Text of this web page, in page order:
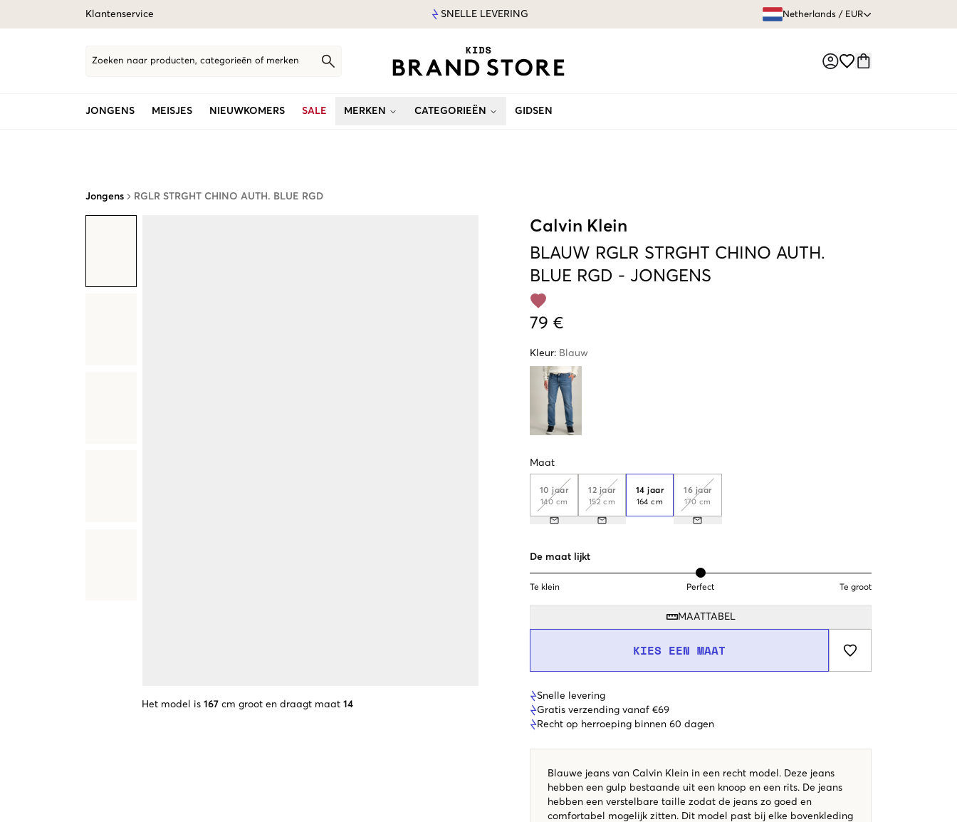
Klantenservice SNELLE LEVERING Netherlands / EUR
Zoeken naar producten, categorieën of merken
JONGENS MEISJES NIEUWKOMERS SALE MERKEN CATEGORIEËN GIDSEN
Jongens RGLR STRGHT CHINO AUTH. BLUE RGD
Het model is 167 cm groot en draagt maat 14
Calvin Klein
BLAUW RGLR STRGHT CHINO AUTH.
BLUE RGD - JONGENS
79 €
Kleur: Blauw
Maat
10 jaar
140 cm
12 jaar
152 cm
14 jaar
164 cm
16 jaar
170 cm
De maat lijkt
Te klein Perfect Te groot
MAATTABEL
KIES EEN MAAT
Snelle levering
Gratis verzending vanaf €69
Recht op herroeping binnen 60 dagen
Blauwe jeans van Calvin Klein in een recht model. Deze jeans
hebben een gulp bestaande uit een knoop en een rits. De jeans
hebben een verstelbare taille zodat de jeans zo goed en
comfortabel mogelijk zitten. Dit model past bij elke bovenkleding